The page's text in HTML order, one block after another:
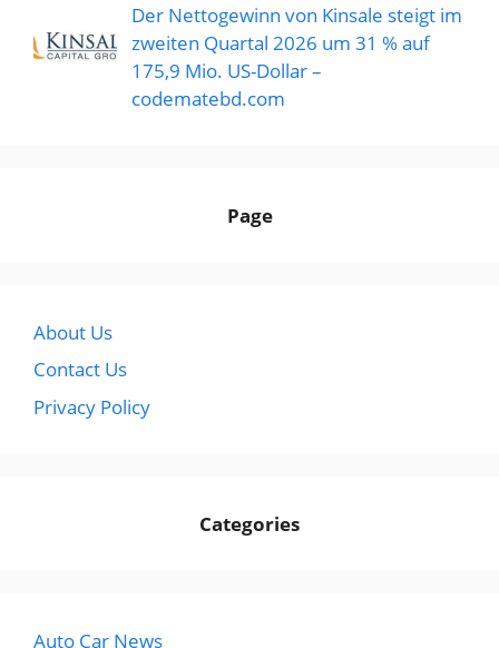
Der Nettogewinn von Kinsale steigt im
zweiten Quartal 2026 um 31 % auf
175,9 Mio. US-Dollar –
codematebd.com
Page
About Us
Contact Us
Privacy Policy
Categories
Auto Car News